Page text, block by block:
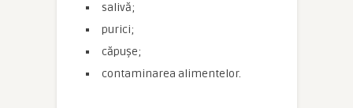
salivă;
purici;
căpușe;
contaminarea alimentelor.